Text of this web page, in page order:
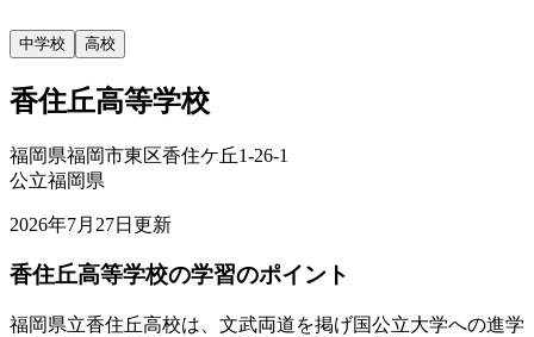
中学校 高校
香住丘高等学校
福岡県福岡市東区香住ケ丘1-26-1
公立福岡県
2026年7月27日 更新
香住丘高等学校の学習のポイント
福岡県立香住丘高校は、文武両道を掲げ国公立大学への進学